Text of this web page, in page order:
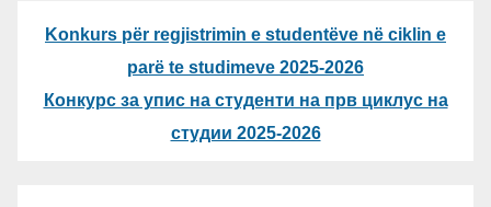
Konkurs për regjistrimin e studentëve në ciklin e
parë te studimeve 2025-2026
Конкурс за упис на студенти на прв циклус на
студии 2025-2026